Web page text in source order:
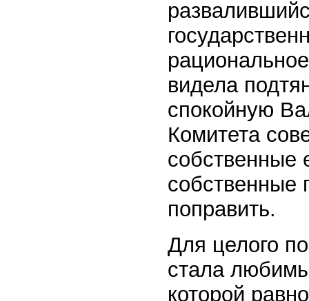
видела
спокойную
Комитета
собственные
собственные
поправить.
Для целого
стала
которой